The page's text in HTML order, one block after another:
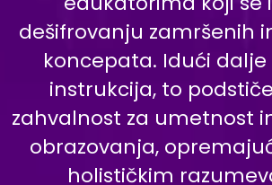
dešifrovanju zamršenih
koncepata. Idući dalje
instrukcija, to
zahvalnost za umetnost
obrazovanja,
holističkim